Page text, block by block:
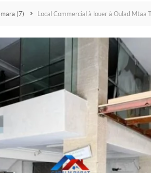
(7) Local Commercial à louer à Oulad Mtaa